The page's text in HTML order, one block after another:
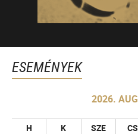
ESEMÉNYEK
2026.
H K SZE CS